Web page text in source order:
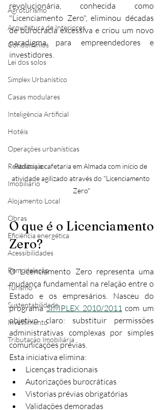
Agroturismo
Arquitetura de Interiores
Condomínios
Lei dos solos
Simplex Urbanístico
Casas modulares
Inteligência Artificial
Hotéis
Operações urbanísticas
Reabilitação
Imobiliário
Alojamento Local
Obras
Eficiência energética
Acessibilidades
Remodelação
Turismo
Sustentabilidade
Investimento
Tributação Imobiliária
revolucionária, conhecida como
"Licenciamento Zero", eliminou décadas
de burocracia excessiva e criou um novo
paradigma para empreendedores e
investidores.
Padaria e cafetaria em Almada com início de
atividade agilizado através do "Licenciamento
Zero"
O que é o Licenciamento
Zero?
O Licenciamento Zero representa uma
mudança fundamental na relação entre o
Estado e os empresários. Nasceu do
programa SIMPLEX 2010/2011 com um
objetivo claro: substituir permissões
administrativas complexas por simples
comunicações prévias.
Esta iniciativa elimina:
Licenças tradicionais
Autorizações burocráticas
Vistorias prévias obrigatórias
Validações demoradas